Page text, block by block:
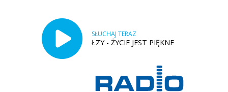
SŁUCHAJ TERAZ
ŁZY - ŻYCIE JEST PIĘKNE